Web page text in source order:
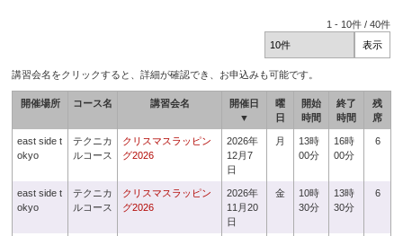
1 - 10件 /40件
講習会名をクリックすると、詳細が確認でき、お申込みも可能です。
開催場所 コース名 講習会名
開催日
▼
曜
日
開始
時間
終了
時間
残
席
east side t
okyo
テクニカ
ルコース
クリスマスラッピン
グ2026
2026年
12月7
日
月
13時
00分
16時
00分
6
east side t
okyo
テクニカ
ルコース
クリスマスラッピン
グ2026
2026年
11月20
日
金
10時
30分
13時
30分
6